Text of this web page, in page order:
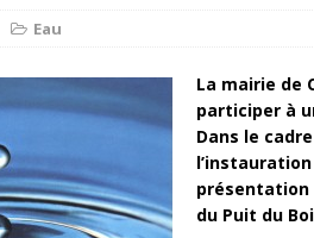
2026 ]
Ninon de Lenclos
Eau
La mairie de
participer à
Dans le
présentation
du Puit du